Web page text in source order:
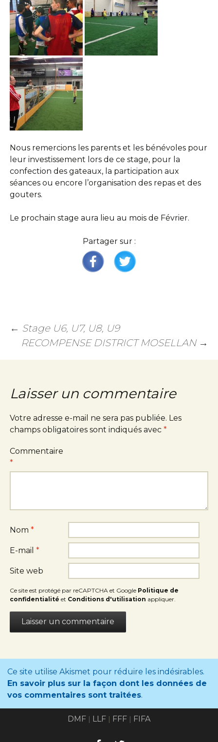
Nous remercions les parents et les bénévoles pour
leur investissement lors de ce stage, pour la
confection des gateaux, la participation aux
séances ou encore l’organisation des repas et des
gouters.
Le prochain stage aura lieu au mois de Février.
Partager sur :
← Stage U6, U7, U8, U9
RECOMPENSE DISTRICT MOSELLAN →
Laisser un commentaire
Votre adresse e-mail ne sera pas publiée. Les
champs obligatoires sont indiqués avec *
Commentaire
*
Nom *
E-mail *
Site web
Ce site est protégé par reCAPTCHA et Google Politique de
confidentialité et Conditions d'utilisation appliquer.
Ce site utilise Akismet pour réduire les indésirables.
En savoir plus sur la façon dont les données de
vos commentaires sont traitées.
DMF | LLF | FFF | FIFA